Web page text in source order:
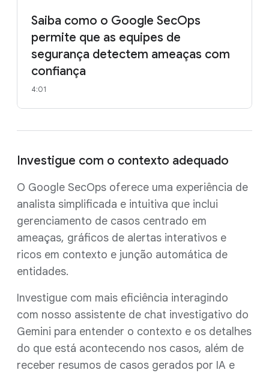
Saiba como o Google SecOps
permite que as equipes de
segurança detectem ameaças com
confiança
4:01
Investigue com o contexto adequado
O Google SecOps oferece uma experiência de
analista simplificada e intuitiva que inclui
gerenciamento de casos centrado em
ameaças, gráficos de alertas interativos e
ricos em contexto e junção automática de
entidades.
Investigue com mais eficiência interagindo
com nosso assistente de chat investigativo do
Gemini para entender o contexto e os detalhes
do que está acontecendo nos casos, além de
receber resumos de casos gerados por IA e